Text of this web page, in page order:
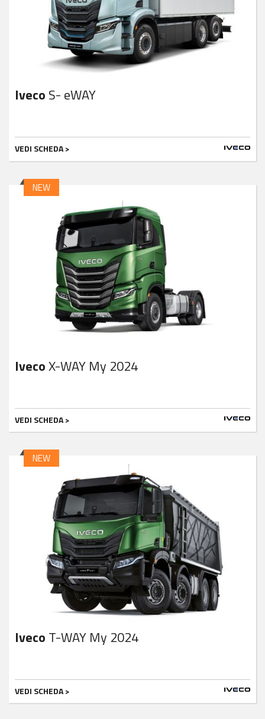
Iveco S- eWAY
VEDI SCHEDA >
NEW
IvecoX-WAY My 2024
VEDI SCHEDA >
NEW
Iveco T-WAY My 2024
VEDI SCHEDA >